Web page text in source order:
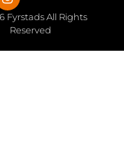
Fyrstads All Rights
Reserved